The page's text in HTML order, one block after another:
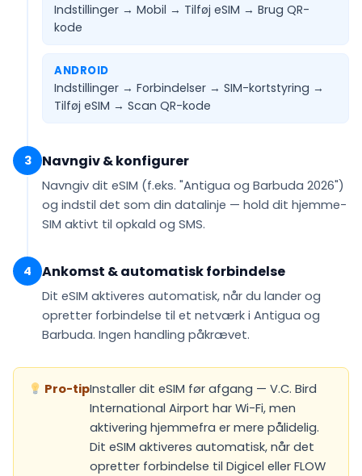
Indstillinger → Mobil → Tilføj eSIM → Brug QR-
kode
ANDROID
Indstillinger → Forbindelser → SIM-kortstyring →
Tilføj eSIM → Scan QR-kode
3 Navngiv & konfigurer
Navngiv dit eSIM (f.eks. "Antigua og Barbuda 2026")
og indstil det som din datalinje — hold dit hjemme-
SIM aktivt til opkald og SMS.
4 Ankomst & automatisk forbindelse
Dit eSIM aktiveres automatisk, når du lander og
opretter forbindelse til et netværk i Antigua og
Barbuda. Ingen handling påkrævet.
Pro-tipInstaller dit eSIM før afgang — V.C. Bird
International Airport har Wi-Fi, men
aktivering hjemmefra er mere pålidelig.
Dit eSIM aktiveres automatisk, når det
opretter forbindelse til Digicel eller FLOW